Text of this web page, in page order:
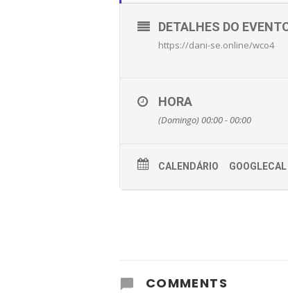
DETALHES DO
https://dani-se.online/wco4
HORA
(Domingo) 00:00 - 00:00
CALENDÁRIO GOOGLECAL
COMMENTS